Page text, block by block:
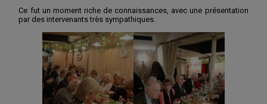
Ce fut un moment riche de connaissances, avec une présentation
par des intervenants très sympathiques.